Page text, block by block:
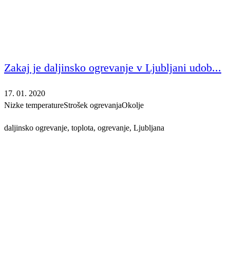
Zakaj je daljinsko ogrevanje v Ljubljani udob...
17. 01. 2020
Nizke temperatureStrošek ogrevanjaOkolje
daljinsko ogrevanje, toplota, ogrevanje, Ljubljana